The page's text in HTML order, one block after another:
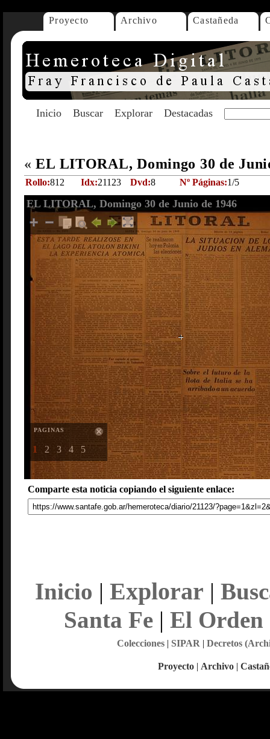
Proyecto Archivo Castañeda
Inicio Buscar Explorar Destacadas
« EL LITORAL, Domingo 30 de
Rollo:812 Idx:21123 Dvd:8 Nº Páginas:1/5
EL LITORAL, Domingo 30 de Junio de 1946
PAGINAS
1 2 3 4 5
Comparte esta noticia copiando el siguiente enlace:
Inicio | Explorar |
Santa Fe| El Orden
Colecciones| SIPAR | Decretos
Proyecto | Archivo |